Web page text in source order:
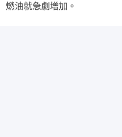
燃油就急劇增加。